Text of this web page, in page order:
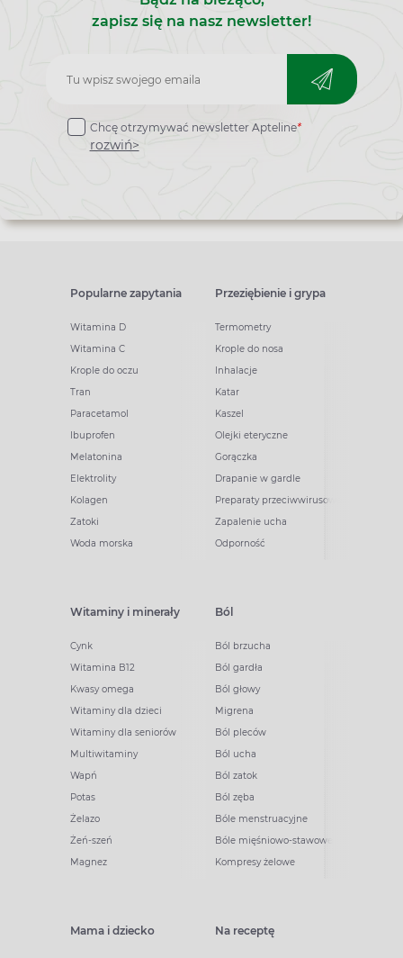
zapisz się na nasz newsletter!
Zapisz
do
newslettera
Chcę otrzymywać newsletter Apteline*
rozwiń>
Popularne zapytania
Witamina D
Witamina C
Krople do oczu
Tran
Paracetamol
Ibuprofen
Melatonina
Elektrolity
Kolagen
Zatoki
Woda morska
Przeziębienie i grypa
Termometry
Krople do nosa
Inhalacje
Katar
Kaszel
Olejki eteryczne
Gorączka
Drapanie w gardle
Preparaty przeciwwirusowe
Zapalenie ucha
Odporność
Witaminy i minerały
Cynk
Witamina B12
Kwasy omega
Witaminy dla dzieci
Witaminy dla seniorów
Multiwitaminy
Wapń
Potas
Żelazo
Żeń-szeń
Magnez
Ból
Ból brzucha
Ból gardła
Ból głowy
Migrena
Ból pleców
Ból ucha
Ból zatok
Ból zęba
Bóle menstruacyjne
Bóle mięśniowo-stawowe
Kompresy żelowe
Mama i dziecko Na receptę